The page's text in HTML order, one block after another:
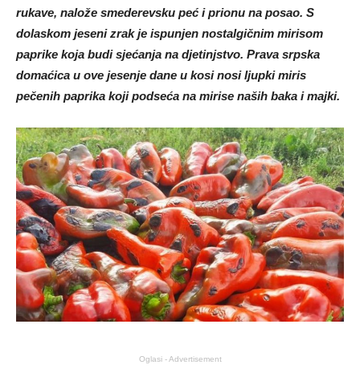
rukave, nalože smederevsku peć i prionu na posao. S
dolaskom jeseni zrak je ispunjen nostalgičnim mirisom
paprike koja budi sjećanja na djetinjstvo. Prava srpska
domaćica u ove jesenje dane u kosi nosi ljupki miris
pečenih paprika koji podseća na mirise naših baka i majki.
Oglasi - Advertisement